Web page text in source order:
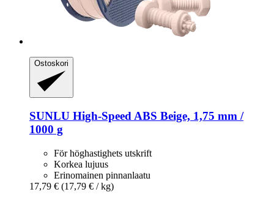
Ostoskori
SUNLU High-​Speed ABS Beige, 1,75 mm /
1000 g
För höghastighets utskrift
Korkea lujuus
Erinomainen pinnanlaatu
17,79 € (17,79 € / kg)